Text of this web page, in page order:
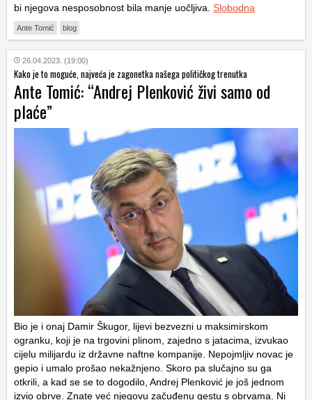
bi njegova nesposobnost bila manje uočljiva. Slobodna
Ante Tomić blog
26.04.2023. (19:00)
Kako je to moguće, najveća je zagonetka našega političkog trenutka
Ante Tomić: “Andrej Plenković živi samo od
plaće”
Bio je i onaj Damir Škugor, lijevi bezvezni u maksimirskom
ogranku, koji je na trgovini plinom, zajedno s jatacima, izvukao
cijelu milijardu iz državne naftne kompanije. Nepojmljiv novac je
gepio i umalo prošao nekažnjeno. Skoro pa slučajno su ga
otkrili, a kad se se to dogodilo, Andrej Plenković je još jednom
izvio obrve. Znate već njegovu začuđenu gestu s obrvama. Ni